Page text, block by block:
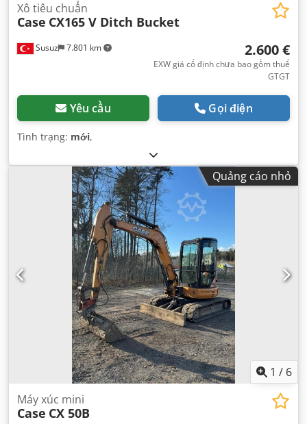
Susuz 7.801 km
Xô tiêu chuẩn
Case CX165 V Ditch Bucket
2.600 €
EXW giá cố định chưa bao gồm thuế
GTGT
Yêu cầu Gọi điện
Tình trạng: mới,
Quảng cáo nhỏ
1 / 6
Máy xúc mini
Case CX 50B